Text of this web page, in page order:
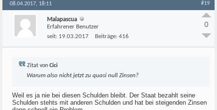
08.04.2017, 18:11 #19
Malapascua
Erfahrener Benutzer
seit: 19.03.2017 Beiträge: 416
0
Zitat von Cici
Warum also nicht jetzt zu quasi null Zinsen?
Weil es ja nie bei diesen Schulden bleibt. Der Staat bezahlt seine
Schulden stehts mit anderen Schulden und hat bei steigenden Zinsen